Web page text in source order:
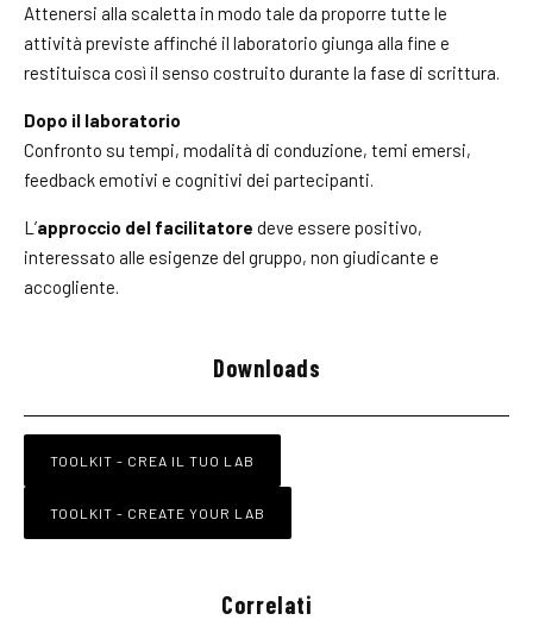
Attenersi alla scaletta in modo tale da proporre tutte le
attività previste affinché il laboratorio giunga alla fine e
restituisca così il senso costruito durante la fase di scrittura.
Dopo il laboratorio
Confronto su tempi, modalità di conduzione, temi emersi,
feedback emotivi e cognitivi dei partecipanti.
L’approccio del facilitatore deve essere positivo,
interessato alle esigenze del gruppo, non giudicante e
accogliente.
Downloads
TOOLKIT - CREA IL TUO LAB
TOOLKIT - CREATE YOUR LAB
Correlati